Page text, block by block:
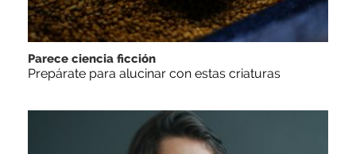
Parece ciencia ficción
Prepárate para alucinar con estas criaturas